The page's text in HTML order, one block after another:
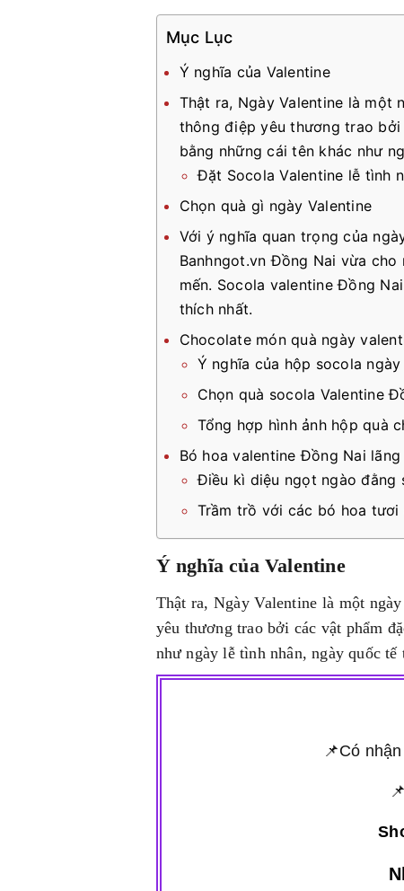
Mục Lục
Ý nghĩa của Valentine
Thật ra, Ngày Valentine là một
thông điệp yêu thương trao
bằng những cái tên khác như
Đặt Socola Valentine lễ tình
Chọn quà gì ngày Valentine
Với ý nghĩa quan trọng của
Banhngot.vn Đồng Nai vừa
mến. Socola valentine Đồng
thích nhất.
Chocolate món quà ngày
Ý nghĩa của hộp socola ngày
Chọn quà socola Valentine
Tổng hợp hình ảnh hộp quà
Bó hoa valentine Đồng Nai
Điều kì diệu ngọt ngào đằng
Trầm trồ với các bó hoa
Ý nghĩa của Valentine
Thật ra, Ngày Valentine là một
yêu thương trao bởi các vật phẩm
như ngày lễ tình nhân, ngày quốc
📌Có